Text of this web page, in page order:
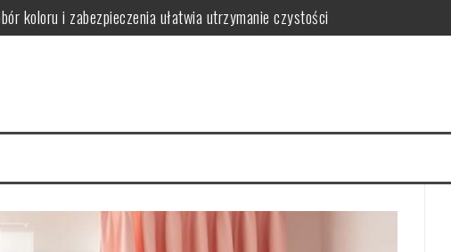
koloru i zabezpieczenia ułatwia utrzymanie czystości
funkcjonalne i stylowe rozwiązania oszczędzające miejsce
warto postawić na spójność i wygodę użytkowania
funkcjonalną i bezpieczną przestrzeń dla rozwoju i zabawy